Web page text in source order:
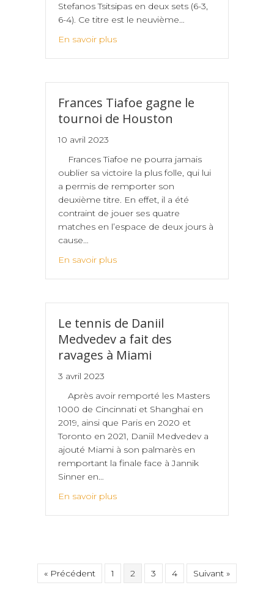
Stefanos Tsitsipas en deux sets (6-3,
6-4). Ce titre est le neuvième…
En savoir plus
Frances Tiafoe gagne le
tournoi de Houston
10 avril 2023
Frances Tiafoe ne pourra jamais
oublier sa victoire la plus folle, qui lui
a permis de remporter son
deuxième titre. En effet, il a été
contraint de jouer ses quatre
matches en l’espace de deux jours à
cause…
En savoir plus
Le tennis de Daniil
Medvedev a fait des
ravages à Miami
3 avril 2023
Après avoir remporté les Masters
1000 de Cincinnati et Shanghai en
2019, ainsi que Paris en 2020 et
Toronto en 2021, Daniil Medvedev a
ajouté Miami à son palmarès en
remportant la finale face à Jannik
Sinner en…
En savoir plus
« Précédent 1 2 3 4 Suivant »